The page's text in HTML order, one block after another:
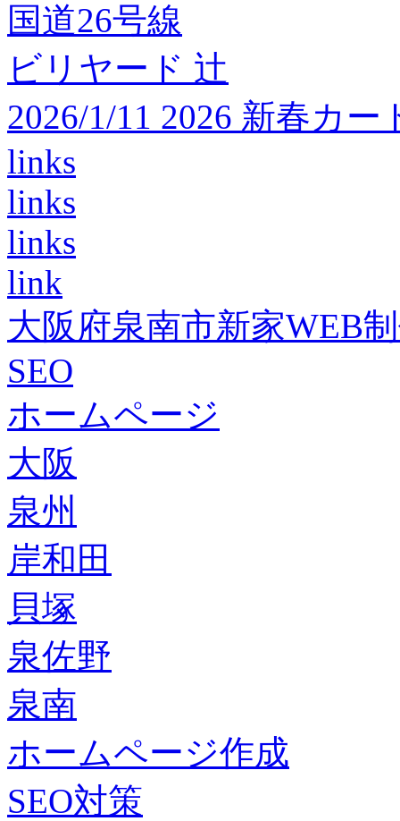
国道26号線
ビリヤード 辻
2026/1/11 2026 新春カ
links
links
links
link
大阪府泉南市新家WEB
SEO
ホームページ
大阪
泉州
岸和田
貝塚
泉佐野
泉南
ホームページ作成
SEO対策